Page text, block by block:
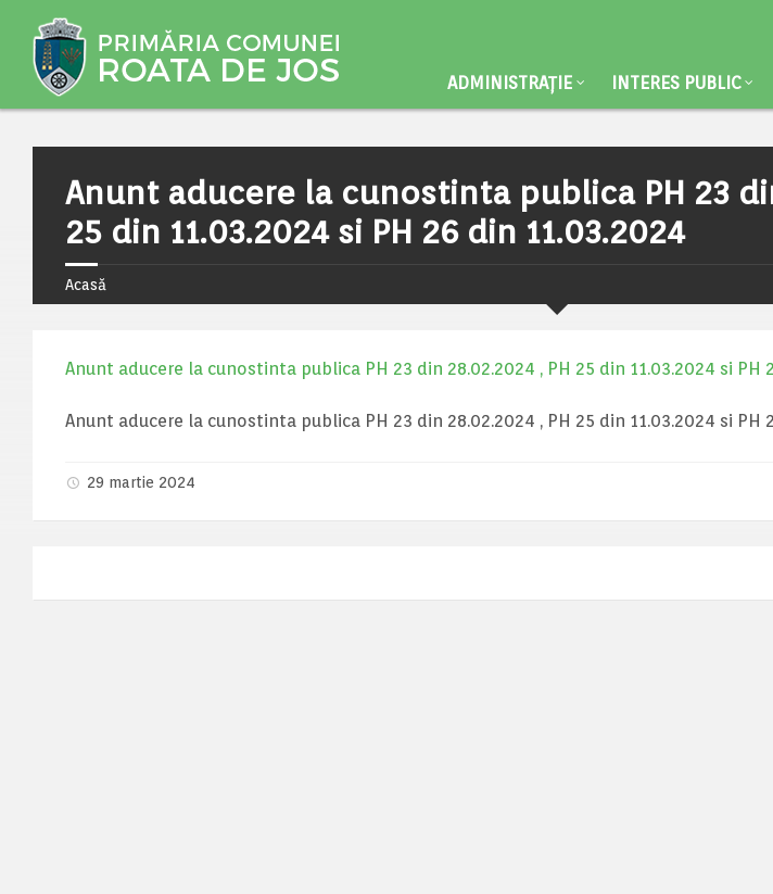
ADMINISTRAȚIE INTERES PUBLIC
Anunt aducere la cunostinta publica PH 23
25 din 11.03.2024 si PH 26 din 11.03.2024
Acasă
Anunt aducere la cunostinta publica PH 23 din 28.02.2024 , PH 25 din 11.03.2024 si PH
Anunt aducere la cunostinta publica PH 23 din 28.02.2024 , PH 25 din 11.03.2024 si PH
29 martie 2024